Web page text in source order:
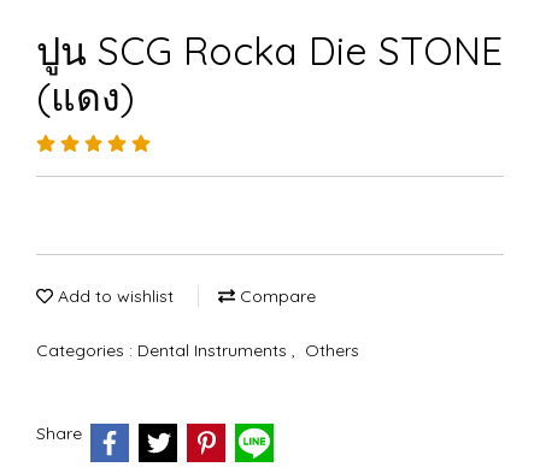
ปูน SCG Rocka Die STONE
(แดง)
Add to wishlist Compare
Categories : Dental Instruments , Others
Share